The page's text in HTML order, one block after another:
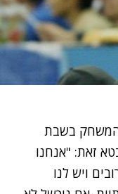
המשחק בשבת
זאת: "אנחנו
ויש לנו